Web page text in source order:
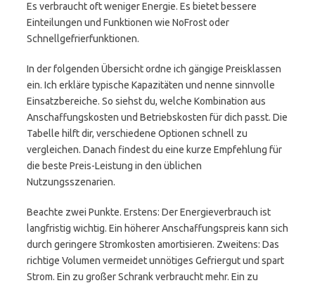
Es verbraucht oft weniger Energie. Es bietet bessere
Einteilungen und Funktionen wie NoFrost oder
Schnellgefrierfunktionen.
In der folgenden Übersicht ordne ich gängige Preisklassen
ein. Ich erkläre typische Kapazitäten und nenne sinnvolle
Einsatzbereiche. So siehst du, welche Kombination aus
Anschaffungskosten und Betriebskosten für dich passt. Die
Tabelle hilft dir, verschiedene Optionen schnell zu
vergleichen. Danach findest du eine kurze Empfehlung für
die beste Preis-Leistung in den üblichen
Nutzungsszenarien.
Beachte zwei Punkte. Erstens: Der Energieverbrauch ist
langfristig wichtig. Ein höherer Anschaffungspreis kann sich
durch geringere Stromkosten amortisieren. Zweitens: Das
richtige Volumen vermeidet unnötiges Gefriergut und spart
Strom. Ein zu großer Schrank verbraucht mehr. Ein zu